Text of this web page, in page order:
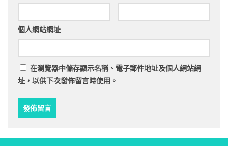
個人網站網址
在瀏覽器中儲存顯示名稱、電子郵件地址及個人網站網
址，以供下次發佈留言時使用。